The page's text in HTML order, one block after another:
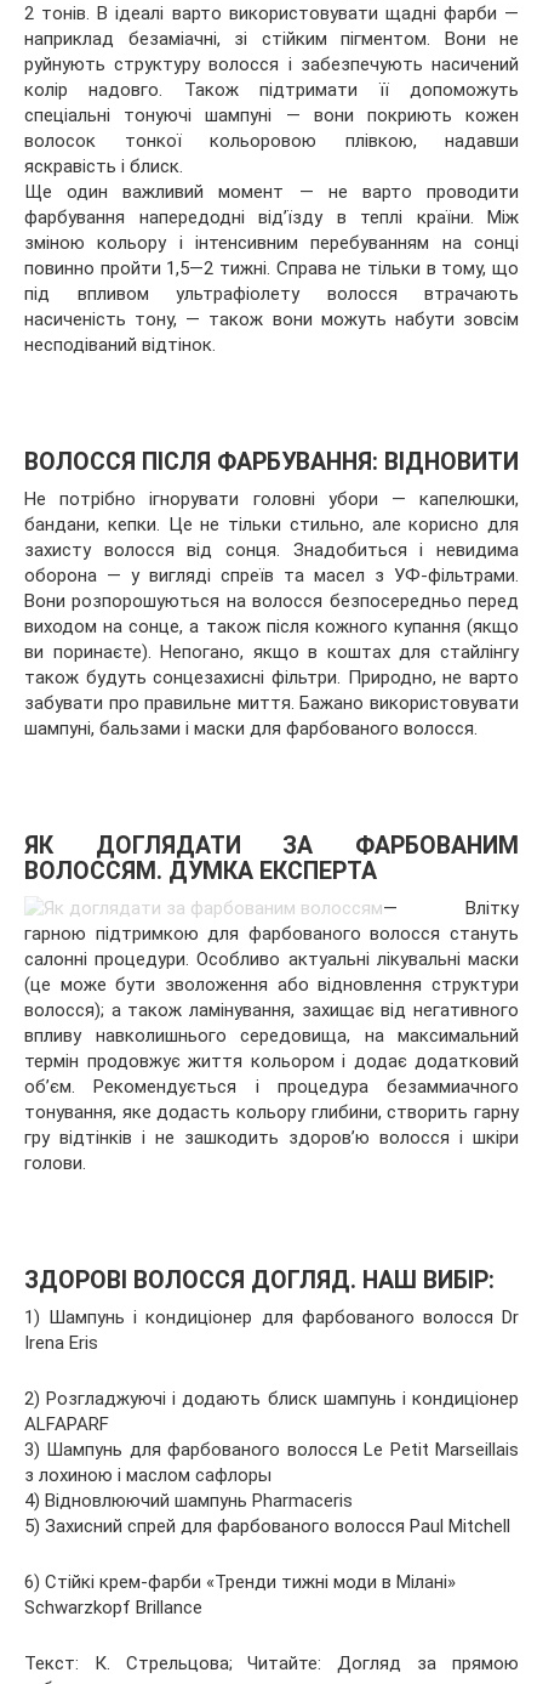
2 тонів. В ідеалі варто використовувати щадні фарби —
наприклад безаміачні, зі стійким пігментом. Вони не
руйнують структуру волосся і забезпечують насичений
колір надовго. Також підтримати її допоможуть
спеціальні тонуючі шампуні — вони покриють кожен
волосок тонкої кольоровою плівкою, надавши
яскравість і блиск.
Ще один важливий момент — не варто проводити
фарбування напередодні від’їзду в теплі країни. Між
зміною кольору і інтенсивним перебуванням на сонці
повинно пройти 1,5—2 тижні. Справа не тільки в тому, що
під впливом ультрафіолету волосся втрачають
насиченість тону, — також вони можуть набути зовсім
несподіваний відтінок.
ВОЛОССЯ ПІСЛЯ ФАРБУВАННЯ: ВІДНОВИТИ
Не потрібно ігнорувати головні убори — капелюшки,
бандани, кепки. Це не тільки стильно, але корисно для
захисту волосся від сонця. Знадобиться і невидима
оборона — у вигляді спреїв та масел з УФ-фільтрами.
Вони розпорошуються на волосся безпосередньо перед
виходом на сонце, а також після кожного купання (якщо
ви поринаєте). Непогано, якщо в коштах для стайлінгу
також будуть сонцезахисні фільтри. Природно, не варто
забувати про правильне миття. Бажано використовувати
шампуні, бальзами і маски для фарбованого волосся.
ЯК ДОГЛЯДАТИ ЗА ФАРБОВАНИМ
ВОЛОССЯМ. ДУМКА ЕКСПЕРТА
— Влітку
гарною підтримкою для фарбованого волосся стануть
салонні процедури. Особливо актуальні лікувальні маски
(це може бути зволоження або відновлення структури
волосся); а також ламінування, захищає від негативного
впливу навколишнього середовища, на максимальний
термін продовжує життя кольором і додає додатковий
об’єм. Рекомендується і процедура безаммиачного
тонування, яке додасть кольору глибини, створить гарну
гру відтінків і не зашкодить здоров’ю волосся і шкіри
голови.
ЗДОРОВІ ВОЛОССЯ ДОГЛЯД. НАШ ВИБІР:
1) Шампунь і кондиціонер для фарбованого волосся Dr
Irena Eris
2) Розгладжуючі і додають блиск шампунь і кондиціонер
ALFAPARF
3) Шампунь для фарбованого волосся Le Petit Marseillais
з лохиною і маслом сафлоры
4) Відновлюючий шампунь Pharmaceris
5) Захисний спрей для фарбованого волосся Paul Mitchell
6) Стійкі крем-фарби «Тренди тижні моди в Мілані»
Schwarzkopf Brillance
Текст: К. Стрельцова; Читайте: Догляд за прямою